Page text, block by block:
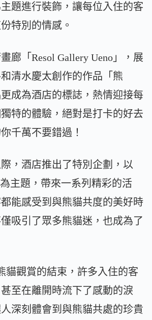
題進行裝飾，讓每位入住的客
特別的情感。
廊「Resol Gallery Ueno」，展
清水慶太創作的作品「熊
成為酒店的標誌，熱情迎接每
特的體驗，絕對是打卡的好去
千萬不要錯過！
，酒店推出了特別企劃，以
主題，帶來一系列精彩的活
能感受到與熊貓共度的美好時
吸引了眾多熊貓迷，也成為了
貓觀賞的結束，許多入住的客
至在離開時流下了感動的淚
深刻體會到與熊貓共處的珍貴